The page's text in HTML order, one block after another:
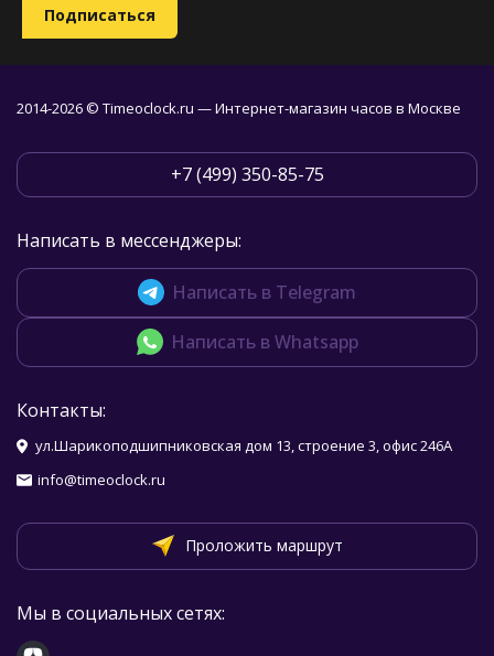
2014-2026 © Timeoclock.ru — Интернет-магазин часов в Москве
+7 (499) 350-85-75
Написать в мессенджеры:
Написать в Telegram
Написать в Whatsapp
Контакты:
ул.Шарикоподшипниковская дом 13, строение 3, офис 246А
info@timeoclock.ru
Проложить маршрут
Мы в социальных сетях: